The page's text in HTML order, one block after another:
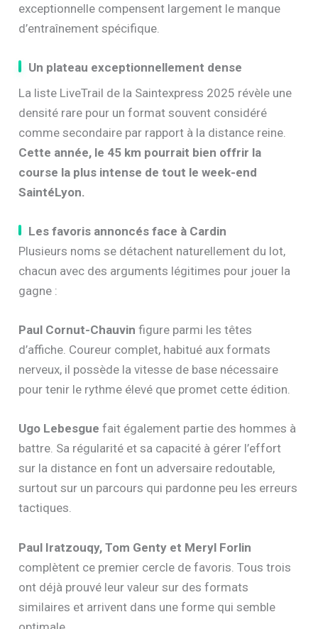
exceptionnelle compensent largement le manque
d’entraînement spécifique.
Un plateau exceptionnellement dense
La liste LiveTrail de la Saintexpress 2025 révèle une
densité rare pour un format souvent considéré
comme secondaire par rapport à la distance reine.
Cette année, le 45 km pourrait bien offrir la
course la plus intense de tout le week-end
SaintéLyon.
Les favoris annoncés face à Cardin
Plusieurs noms se détachent naturellement du lot,
chacun avec des arguments légitimes pour jouer la
gagne :
Paul Cornut-Chauvin figure parmi les têtes
d’affiche. Coureur complet, habitué aux formats
nerveux, il possède la vitesse de base nécessaire
pour tenir le rythme élevé que promet cette édition.
Ugo Lebesgue fait également partie des hommes à
battre. Sa régularité et sa capacité à gérer l’effort
sur la distance en font un adversaire redoutable,
surtout sur un parcours qui pardonne peu les erreurs
tactiques.
Paul Iratzouqy, Tom Genty et Meryl Forlin
complètent ce premier cercle de favoris. Tous trois
ont déjà prouvé leur valeur sur des formats
similaires et arrivent dans une forme qui semble